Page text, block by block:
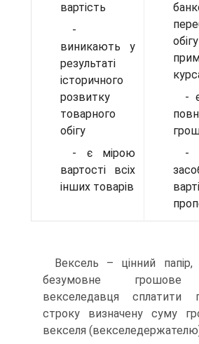
вартість
-
виникають у
результаті
історичного
розвитку
товарного
обігу
- є мірою
вартості всіх
інших товарів
-
-
Вексель – цінний папір,
безумовне грошове
векселедавця сплатити
строку визначену суму
векселя